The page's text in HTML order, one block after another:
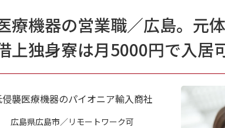
療機器の営業職／広島。元
上独身寮は月5000円で入居
襲医療機器のパイオニア輸入商社
広島県広島市／リモートワーク可